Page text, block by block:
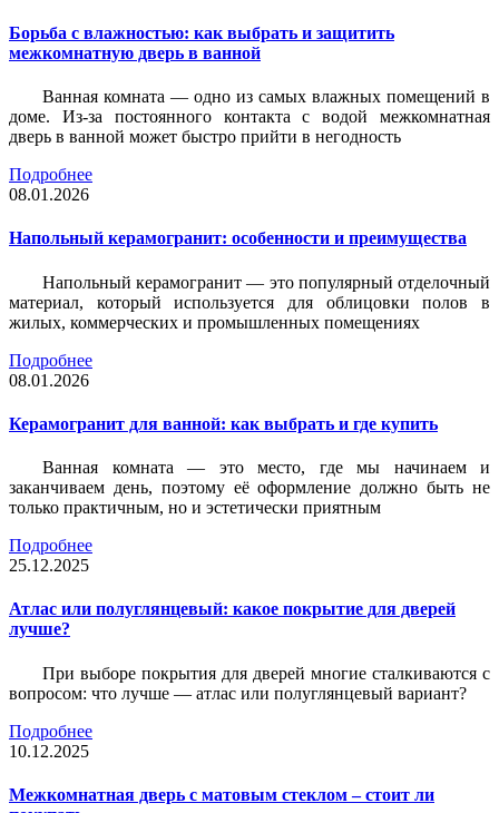
Борьба с влажностью: как выбрать и защитить
межкомнатную дверь в ванной
Ванная комната — одно из самых влажных помещений в
доме. Из-за постоянного контакта с водой межкомнатная
дверь в ванной может быстро прийти в негодность
Подробнее
08.01.2026
Напольный керамогранит: особенности и преимущества
Напольный керамогранит — это популярный отделочный
материал, который используется для облицовки полов в
жилых, коммерческих и промышленных помещениях
Подробнее
08.01.2026
Керамогранит для ванной: как выбрать и где купить
Ванная комната — это место, где мы начинаем и
заканчиваем день, поэтому её оформление должно быть не
только практичным, но и эстетически приятным
Подробнее
25.12.2025
Атлас или полуглянцевый: какое покрытие для дверей
лучше?
При выборе покрытия для дверей многие сталкиваются с
вопросом: что лучше — атлас или полуглянцевый вариант?
Подробнее
10.12.2025
Межкомнатная дверь с матовым стеклом – стоит ли